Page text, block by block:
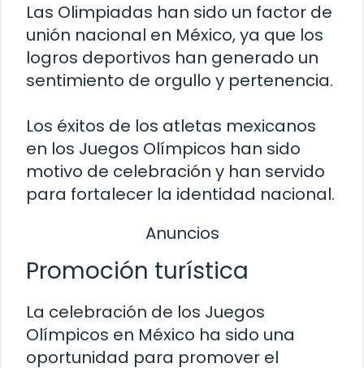
Las Olimpiadas han sido un factor de
unión nacional en México, ya que los
logros deportivos han generado un
sentimiento de orgullo y pertenencia.
Los éxitos de los atletas mexicanos
en los Juegos Olímpicos han sido
motivo de celebración y han servido
para fortalecer la identidad nacional.
Anuncios
Promoción turística
La celebración de los Juegos
Olímpicos en México ha sido una
oportunidad para promover el